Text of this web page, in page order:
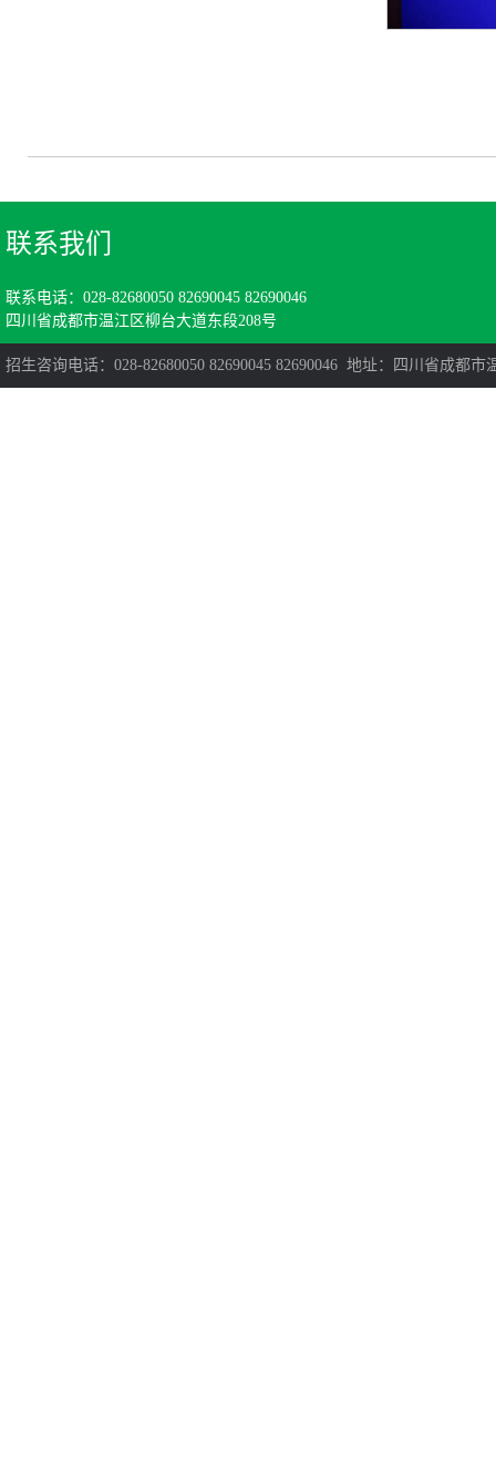
联系我们
联系电话：028-82680050 82690045 82690046
四川省成都市温江区柳台大道东段208号
招生咨询电话：028-82680050 82690045 82690046 地址：四川省成都